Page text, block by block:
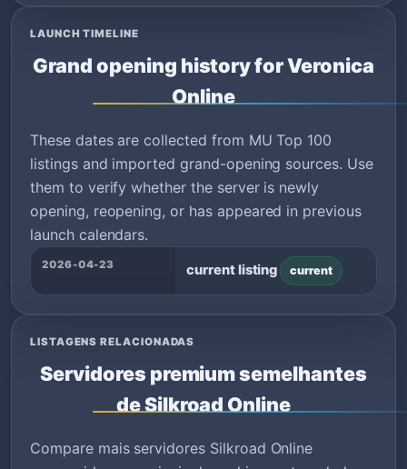
LAUNCH TIMELINE
Grand opening history for Veronica
Online
These dates are collected from MU Top 100
listings and imported grand-opening sources. Use
them to verify whether the server is newly
opening, reopening, or has appeared in previous
launch calendars.
2026-04-23 current listing current
LISTAGENS RELACIONADAS
Servidores premium semelhantes
de Silkroad Online
Compare mais servidores Silkroad Online